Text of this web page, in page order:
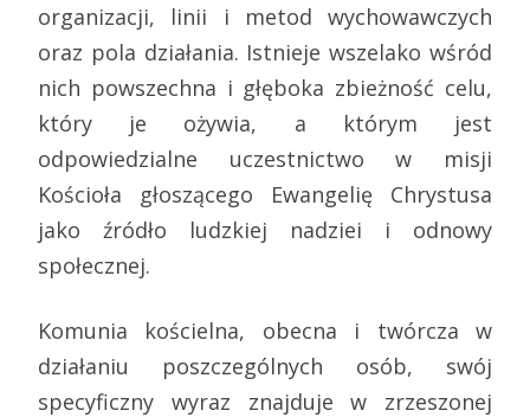
organizacji, linii i metod wychowawczych
oraz pola działania. Istnieje wszelako wśród
nich powszechna i głęboka zbieżność celu,
który je ożywia, a którym jest
odpowiedzialne uczestnictwo w misji
Kościoła głoszącego Ewangelię Chrystusa
jako źródło ludzkiej nadziei i odnowy
społecznej.
Komunia kościelna, obecna i twórcza w
działaniu poszczególnych osób, swój
specyficzny wyraz znajduje w zrzeszonej